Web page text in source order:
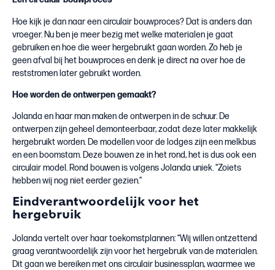
Hoe kijk je dan naar een circulair bouwproces? Dat is anders dan
vroeger. Nu ben je meer bezig met welke materialen je gaat
gebruiken en hoe die weer hergebruikt gaan worden. Zo heb je
geen afval bij het bouwproces en denk je direct na over hoe de
reststromen later gebruikt worden.
Hoe worden de ontwerpen gemaakt?
Jolanda en haar man maken de ontwerpen in de schuur. De
ontwerpen zijn geheel demonteerbaar, zodat deze later makkelijk
hergebruikt worden. De modellen voor de lodges zijn een melkbus
en een boomstam. Deze bouwen ze in het rond, het is dus ook een
circulair model. Rond bouwen is volgens Jolanda uniek. “Zoiets
hebben wij nog niet eerder gezien.”
Eindverantwoordelijk voor het
hergebruik
Jolanda vertelt over haar toekomstplannen: “Wij willen ontzettend
graag verantwoordelijk zijn voor het hergebruik van de materialen.
Dit gaan we bereiken met ons circulair businessplan, waarmee we